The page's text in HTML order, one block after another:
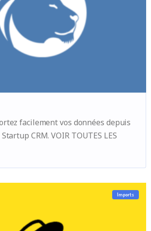
facilement vos données depuis
CRM. VOIR TOUTES LES
Imports